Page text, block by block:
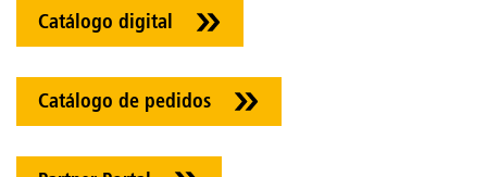
Catálogo digital
Catálogo de pedidos